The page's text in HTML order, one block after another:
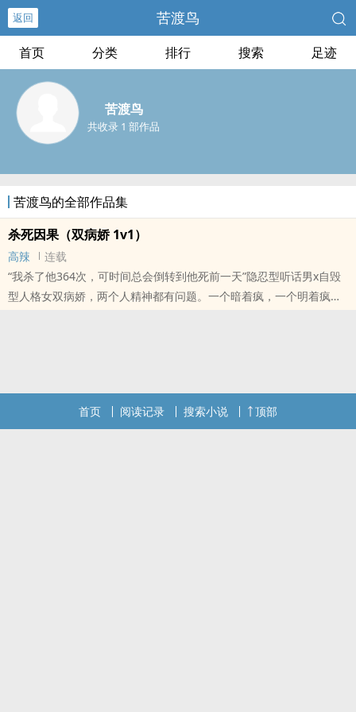
返回 苦渡鸟
首页 分类 排行 搜索 足迹
苦渡鸟
共收录 1 部作品
苦渡鸟的全部作品集
杀死因果（双病娇 1v1）
高辣
连载
“我杀了他364次，可时间总会倒转到他死前一天”隐忍型听话男x自毁
型人格女双病娇，两个人精神都有问题。一个暗着疯，一个明着疯。
本站提示：各位书友要是觉得《杀死因果（双病娇 1v1）》还不错的
话请不要忘记向您QQ群和微博里的朋友推荐哦！
首页 阅读记录 搜索小说 顶部